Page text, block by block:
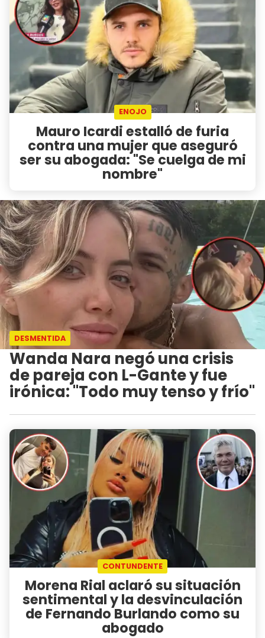
ENOJO
Mauro Icardi estalló de furia
contra una mujer que aseguró
ser su abogada: "Se cuelga de mi
nombre"
DESMENTIDA
Wanda Nara negó una crisis
de pareja con L-Gante y fue
irónica: "Todo muy tenso y frío"
CONTUNDENTE
Morena Rial aclaró su situación
sentimental y la desvinculación
de Fernando Burlando como su
abogado